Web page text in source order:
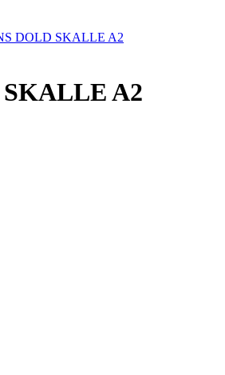
DOLD SKALLE A2
SKALLE A2